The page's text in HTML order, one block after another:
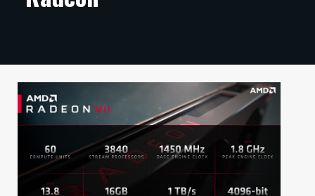
ARTIKKELIT
TECHBBS
TIETOA
HINTA.FI
KAUPPA
VAIHDA TEEMA